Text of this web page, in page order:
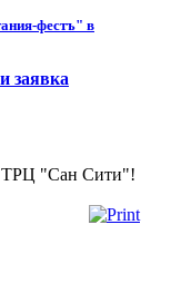
фестъ" в
ТРЦ "Сан Сити"!